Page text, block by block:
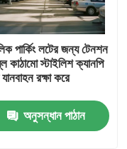
পার্কিং লটের জন্য টেনশন
কাঠামো স্টাইলিশ ক্যানপি
যানবাহন রক্ষা করে
অনুসন্ধান পাঠান